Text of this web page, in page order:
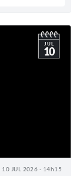
10 JUL 2026 - 14h15
JUL
10